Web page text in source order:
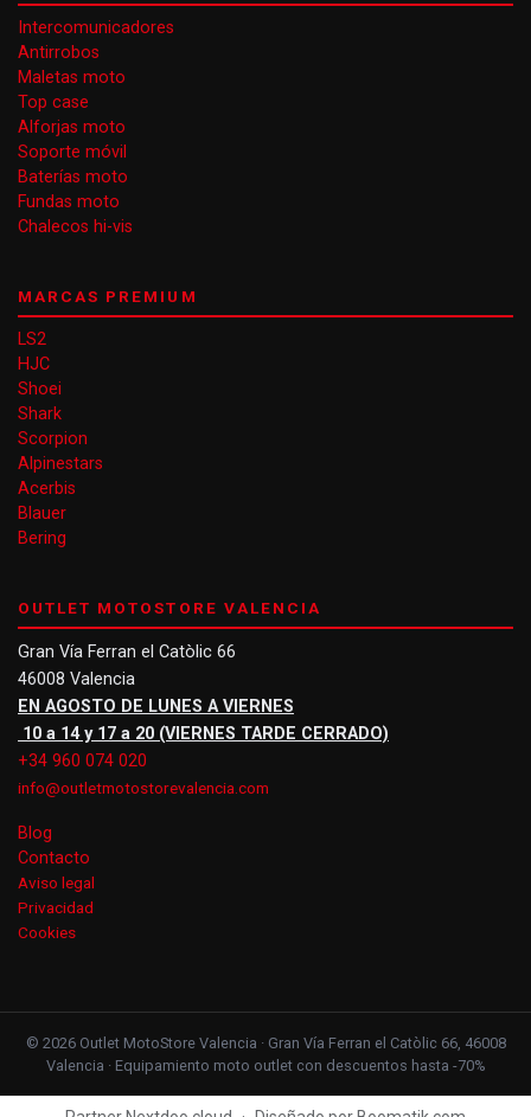
Intercomunicadores
Antirrobos
Maletas moto
Top case
Alforjas moto
Soporte móvil
Baterías moto
Fundas moto
Chalecos hi-vis
MARCAS PREMIUM
LS2
HJC
Shoei
Shark
Scorpion
Alpinestars
Acerbis
Blauer
Bering
OUTLET MOTOSTORE VALENCIA
Gran Vía Ferran el Catòlic 66
46008 Valencia
EN AGOSTO DE LUNES A VIERNES
10 a 14 y 17 a 20 (VIERNES TARDE CERRADO)
+34 960 074 020
info@outletmotostorevalencia.com
Blog
Contacto
Aviso legal
Privacidad
Cookies
© 2026 Outlet MotoStore Valencia · Gran Vía Ferran el Catòlic 66, 46008
Valencia · Equipamiento moto outlet con descuentos hasta -70%